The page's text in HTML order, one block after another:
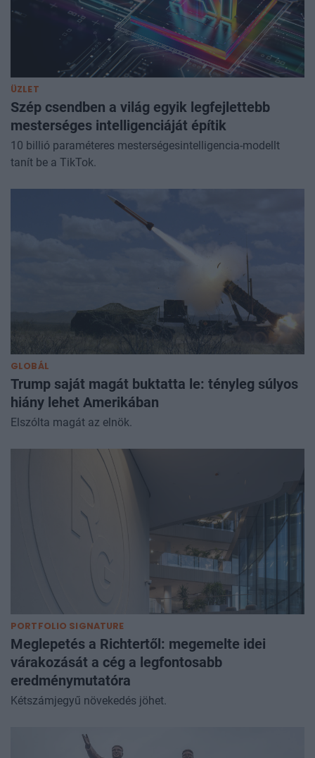
tárgyalás. Cikkünk folyamatosan frissül a legutóbb
fejleményekkel.
ÜZLET
Szép csendben a világ egyik legfejlettebb
mesterséges intelligenciáját építik
10 billió paraméteres mesterségesintelligencia-modellt
tanít be a TikTok.
GLOBÁL
Trump saját magát buktatta le: tényleg súlyos
hiány lehet Amerikában
Elszólta magát az elnök.
PORTFOLIO SIGNATURE
Meglepetés a Richtertől: megemelte idei
várakozását a cég a legfontosabb
eredménymutatóra
Kétszámjegyű növekedés jöhet.